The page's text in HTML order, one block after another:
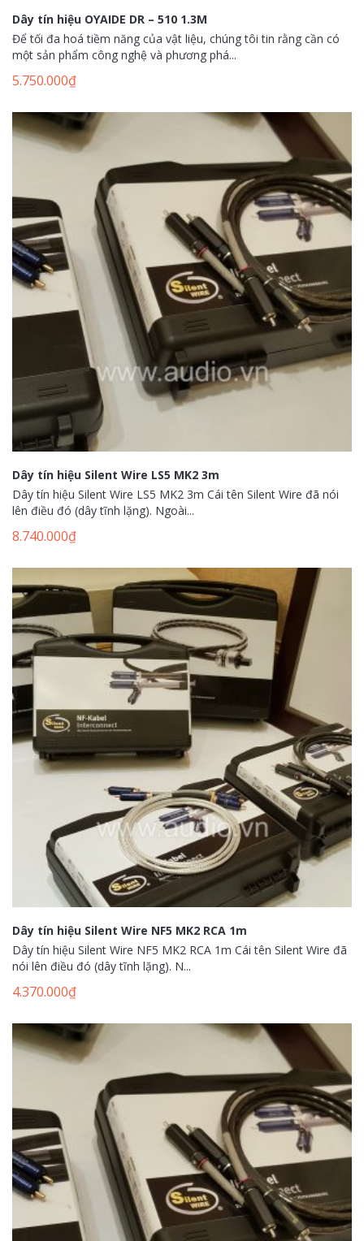
Dây tín hiệu OYAIDE DR – 510 1.3M
Để tối đa hoá tiềm năng của vật liệu, chúng tôi tin rằng cần có
một sản phẩm công nghệ và phương phá...
5.750.000₫
Dây tín hiệu Silent Wire LS5 MK2 3m
Dây tín hiệu Silent Wire LS5 MK2 3m Cái tên Silent Wire đã nói
lên điều đó (dây tĩnh lặng). Ngoài...
8.740.000₫
Dây tín hiệu Silent Wire NF5 MK2 RCA 1m
Dây tín hiệu Silent Wire NF5 MK2 RCA 1m Cái tên Silent Wire đã
nói lên điều đó (dây tĩnh lặng). N...
4.370.000₫